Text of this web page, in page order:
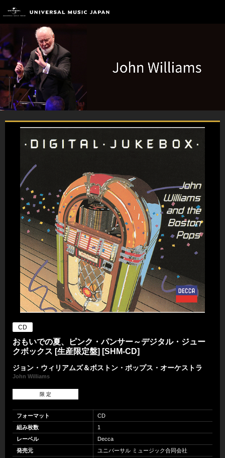
CD
おもいでの夏、ピンク・パンサー～デジタル・ジュー
クボックス [生産限定盤] [SHM-CD]
ジョン・ウィリアムズ＆ボストン・ポップス・オーケストラ
John Williams
限 定
フォーマット
CD
組み枚数
1
レーベル
Decca
発売元
ユニバーサル ミュージック合同会社